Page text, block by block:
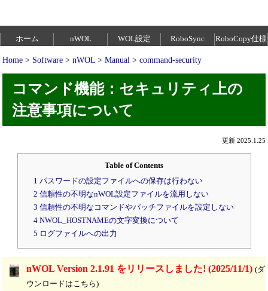
ホーム nWOL WOL設定 RoboSync RoboCopy仕様
Home > Software > nWOL > Manual > command-security
コマンド機能：セキュリティ上の
注意事項について
更新 2025.1.25
Table of Contents
1 パスワードの設定ファイルへの保存は行わない
2 信頼性の不明なnWOL設定ファイルを流用しない
3 信頼性の不明なコマンドやバッチファイルを設定しない
4 NWOL_HOSTNAMEの文字変換について
5 ログファイルへの出力
nWOL Version 2.1.91 をリリースしました! (2025/11/1) (ダ
ウンロードはこちら)